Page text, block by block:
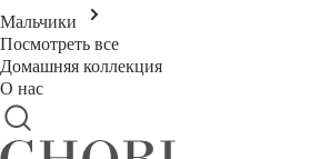
Мальчики
Посмотреть все
Домашняя коллекция
О нас